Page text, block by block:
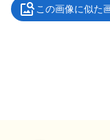
この画像に似た